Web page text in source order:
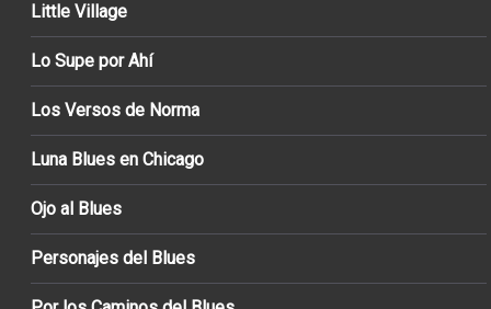
Little Village
Lo Supe por Ahí
Los Versos de Norma
Luna Blues en Chicago
Ojo al Blues
Personajes del Blues